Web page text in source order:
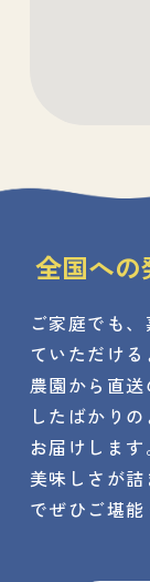
全国への
ご家庭でも
ていただけ
農園から直
したばかり
お届けします
美味しさが
でぜひご堪能